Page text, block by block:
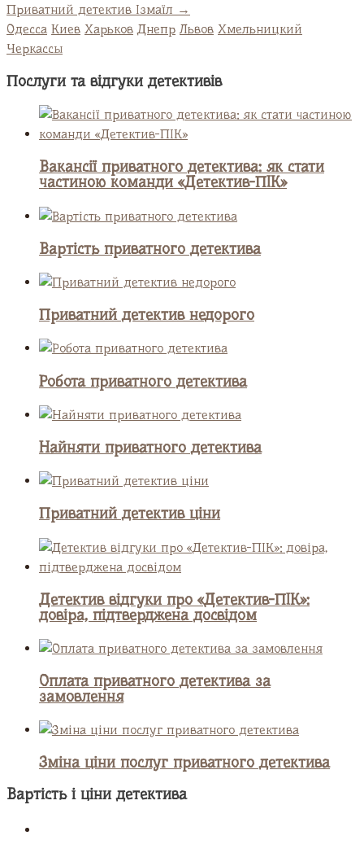
Приватний детектив Ізмаїл →
Одесса Киев Харьков Днепр Львов Хмельницкий
Черкассы
Послуги та відгуки детективів
Вакансії приватного детектива: як стати
частиною команди «Детектив-ПІК»
Вартість приватного детектива
Приватний детектив недорого
Робота приватного детектива
Найняти приватного детектива
Приватний детектив ціни
Детектив відгуки про «Детектив-ПІК»:
довіра, підтверджена досвідом
Оплата приватного детектива за
замовлення
Зміна ціни послуг приватного детектива
Вартість і ціни детектива